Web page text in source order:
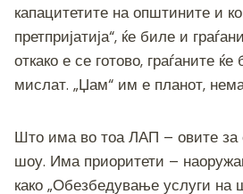
капацитетите на општините и
претпријатија“, ќе биле и
откако е се готово, граѓаните
мислат. „Џам“ им е планот,
Што има во тоа ЛАП – овите за
шоу. Има приоритети –
како „Обезбедување услуги на